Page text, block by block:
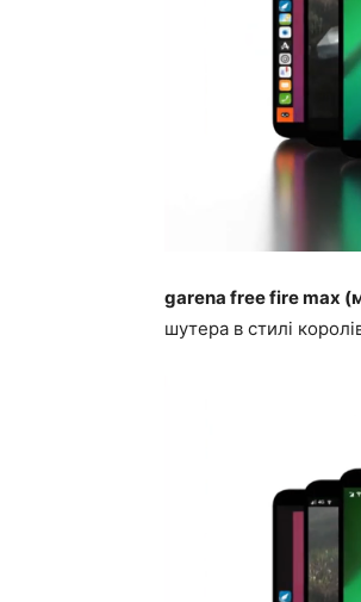
garena free fire max
шутера в стилі